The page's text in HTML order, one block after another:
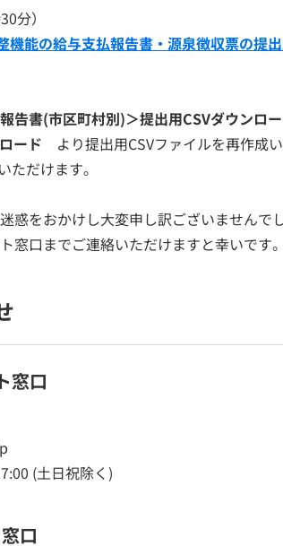
分）
機能の給与支払報告書・源泉徴収票の提
告書(市区町村別)＞提出用CSVダウンロ
ード より提出用CSVファイルを再作成
ただけます。
惑をおかけし大変申し訳ございませんでし
窓口までご連絡いただけますと幸いです。
窓口
(土日祝除く)
口